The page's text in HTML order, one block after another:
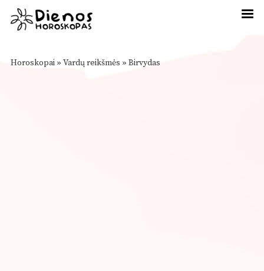
Horoskopai » Vardų reikšmės » Birvydas